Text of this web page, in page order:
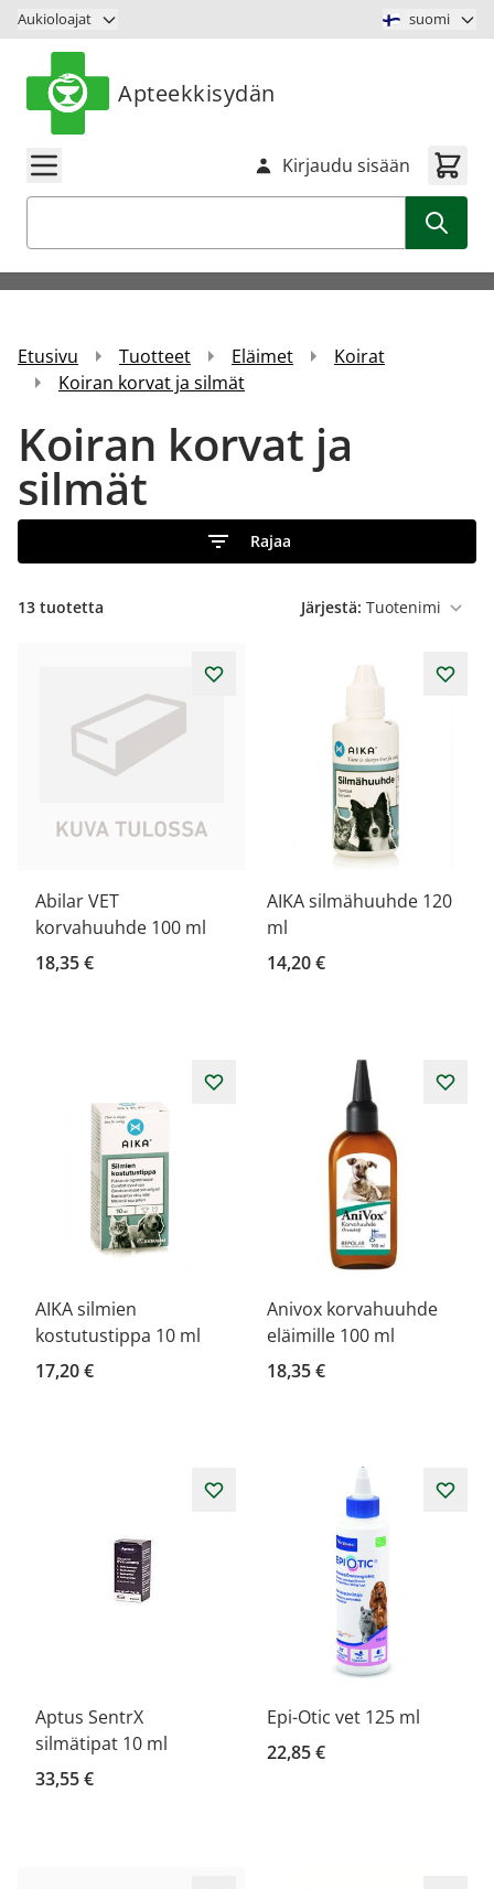
Siirry sisältöön
Aukioloajat suomi
Apteekkisydän
Kirjaudu sisään
Etusivu Tuotteet Eläimet
Koirat
Koiran korvat ja silmät
Koiran korvat ja
silmät
Rajaa
13 tuotetta Järjestä:
Abilar VET
korvahuuhde 100 ml
18,35 €
AIKA silmähuuhde 120
ml
14,20 €
AIKA silmien
kostutustippa 10 ml
17,20 €
Anivox korvahuuhde
eläimille 100 ml
18,35 €
Aptus SentrX
silmätipat 10 ml
33,55 €
Epi-Otic vet 125 ml
22,85 €